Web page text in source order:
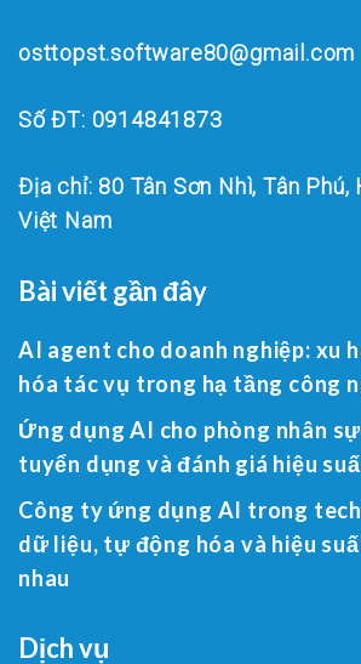
osttopst.software80@gmail.com
Số ĐT: 0914841873
Địa chỉ: 80 Tân Sơn Nhì, Tân Phú,
Việt Nam
Bài viết gần đây
AI agent cho doanh nghiệp: xu
hóa tác vụ trong hạ tầng công
Ứng dụng AI cho phòng nhân
tuyển dụng và đánh giá hiệu
Công ty ứng dụng AI trong
dữ liệu, tự động hóa và hiệu
nhau
Dịch vụ